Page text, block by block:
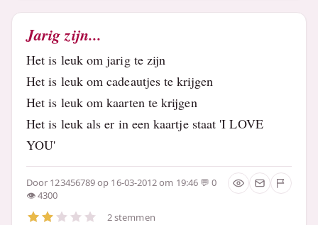
Jarig zijn...
Het is leuk om jarig te zijn
Het is leuk om cadeautjes te krijgen
Het is leuk om kaarten te krijgen
Het is leuk als er in een kaartje staat 'I LOVE
YOU'
Door 123456789op 16-03-2012 om 19:46
0
4300
2 stemmen